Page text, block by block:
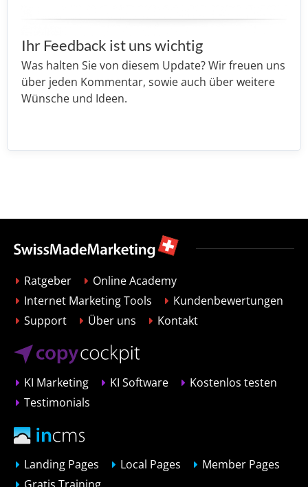
Ihr Feedback ist uns wichtig
Was halten Sie von diesem Update? Wir freuen uns
über jeden Kommentar, sowie auch über weitere
Wünsche und Ideen.
Ratgeber
Online Academy
Internet Marketing Tools
Kundenbewertungen
Support
Über uns Kontakt
KI Marketing KI Software
Kostenlos testen
Testimonials
Landing Pages Local Pages
Member Pages